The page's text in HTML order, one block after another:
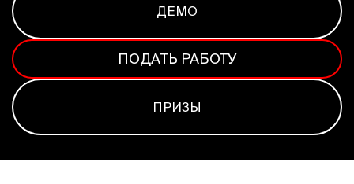
ВОЙТИ
ДЕМО
ПОДАТЬ РАБОТУ
ПРИЗЫ